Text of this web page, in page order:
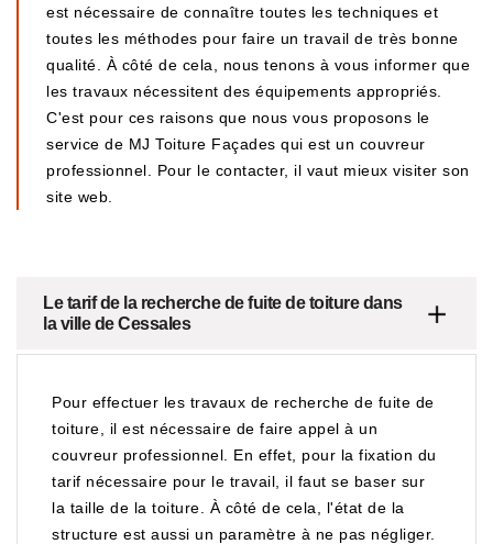
est nécessaire de connaître toutes les techniques et
toutes les méthodes pour faire un travail de très bonne
qualité. À côté de cela, nous tenons à vous informer que
les travaux nécessitent des équipements appropriés.
C'est pour ces raisons que nous vous proposons le
service de MJ Toiture Façades qui est un couvreur
professionnel. Pour le contacter, il vaut mieux visiter son
site web.
Le tarif de la recherche de fuite de toiture dans
la ville de Cessales
Pour effectuer les travaux de recherche de fuite de
toiture, il est nécessaire de faire appel à un
couvreur professionnel. En effet, pour la fixation du
tarif nécessaire pour le travail, il faut se baser sur
la taille de la toiture. À côté de cela, l'état de la
structure est aussi un paramètre à ne pas négliger.